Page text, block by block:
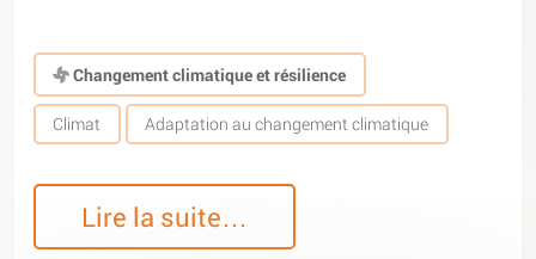
Changement climatique et résilience
Climat Adaptation au changement climatique
Lire la suite…